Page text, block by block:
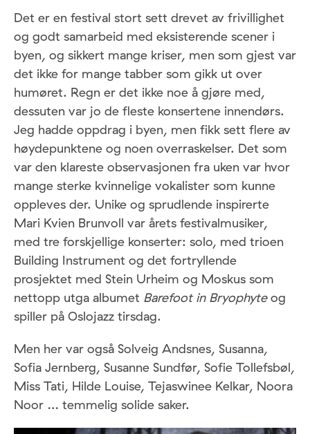
Det er en festival stort sett drevet av frivillighet
og godt samarbeid med eksisterende scener i
byen, og sikkert mange kriser, men som gjest var
det ikke for mange tabber som gikk ut over
humøret. Regn er det ikke noe å gjøre med,
dessuten var jo de fleste konsertene innendørs.
Jeg hadde oppdrag i byen, men fikk sett flere av
høydepunktene og noen overraskelser. Det som
var den klareste observasjonen fra uken var hvor
mange sterke kvinnelige vokalister som kunne
oppleves der. Unike og sprudlende inspirerte
Mari Kvien Brunvoll var årets festivalmusiker,
med tre forskjellige konserter: solo, med trioen
Building Instrument og det fortryllende
prosjektet med Stein Urheim og Moskus som
nettopp utga albumet Barefoot in Bryophyteog
spiller på Oslojazz tirsdag.
Men her var også Solveig Andsnes, Susanna,
Sofia Jernberg, Susanne Sundfør, Sofie Tollefsbøl,
Miss Tati, Hilde Louise, Tejaswinee Kelkar, Noora
Noor … temmelig solide saker.